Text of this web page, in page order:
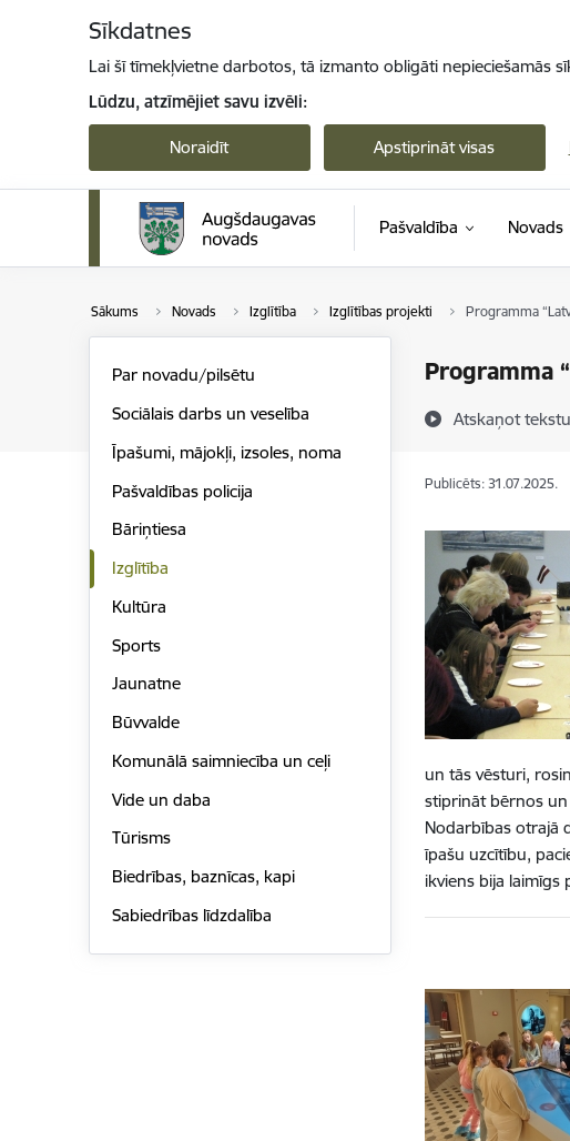
Sīkdatnes
Lai šī tīmekļvietne darbotos, tā izmanto obligāti nepieciešamās
Lūdzu, atzīmējiet savu izvēli:
Noraidīt Apstiprināt visas
Pašvaldība Novads
Sākums Novads Izglītība Izglītības projekti Programma
Programma
Atskaņot tekstu
Par novadu/pilsētu
Sociālais darbs un veselība
Īpašumi, mājokļi, izsoles, noma
Pašvaldības policija
Bāriņtiesa
Izglītība
Kultūra
Sports
Jaunatne
Būvvalde
Komunālā saimniecība un ceļi
Vide un daba
Tūrisms
Biedrības, baznīcas, kapi
Sabiedrības līdzdalība
Publicēts: 31.07.2025.
un tās vēsturi,
stiprināt bērnos un
Nodarbības otrajā
īpašu uzcītību,
ikviens bija laimīgs